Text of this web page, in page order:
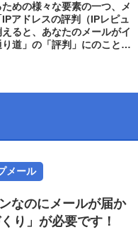
めの様々な要素の一つ、メ
アドレスの評判（IPレピュ
ると、あなたのメールがイ
道」の「評判」にのことを
メール
なのにメールが届か
り」が必要です！